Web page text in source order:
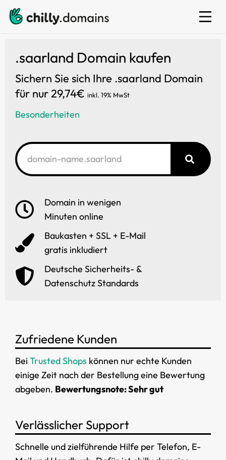
.saarland Domain kaufen
Sichern Sie sich Ihre .saarland Domain
für nur 29,74€ inkl. 19% MwSt
Besonderheiten
Domain in wenigen
Minuten online
Baukasten + SSL + E-Mail
gratis inkludiert
Deutsche Sicherheits- &
Datenschutz Standards
Zufriedene Kunden
Bei Trusted Shops können nur echte Kunden
einige Zeit nach der Bestellung eine Bewertung
abgeben. Bewertungsnote: Sehr gut
Verlässlicher Support
Schnelle und zielführende Hilfe per Telefon, E-